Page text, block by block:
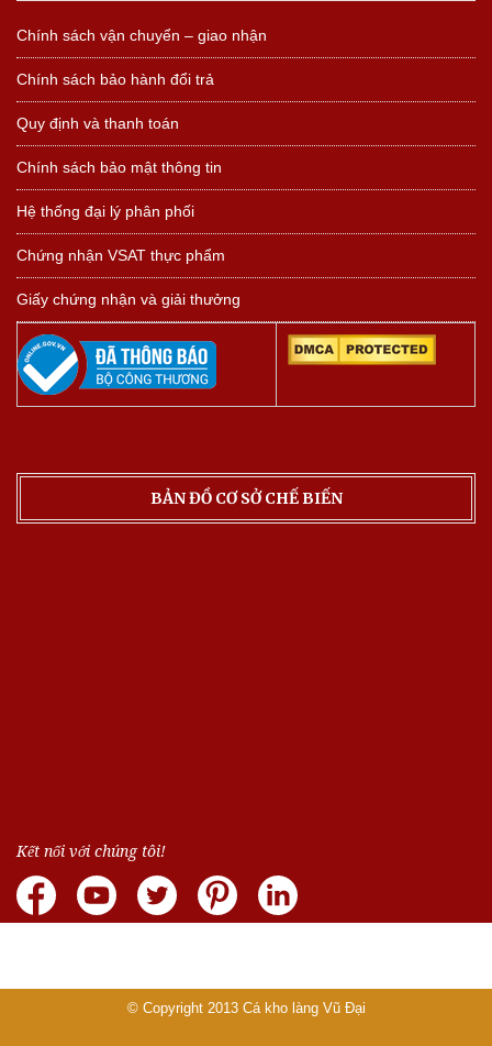
Chính sách vận chuyển – giao nhận
Chính sách bảo hành đổi trả
Quy định và thanh toán
Chính sách bảo mật thông tin
Hệ thống đại lý phân phối
Chứng nhận VSAT thực phẩm
Giấy chứng nhận và giải thưởng
BẢN ĐỒ CƠ SỞ CHẾ BIẾN
Kết nối với chúng tôi!
© Copyright 2013 Cá kho làng Vũ Đại